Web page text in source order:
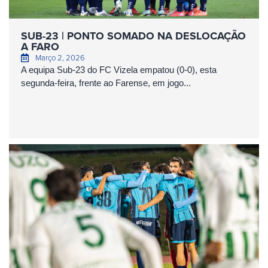
SUB-23 | PONTO SOMADO NA DESLOCAÇÃO
A FARO
Março 2, 2026
A equipa Sub-23 do FC Vizela empatou (0-0), esta
segunda-feira, frente ao Farense, em jogo...